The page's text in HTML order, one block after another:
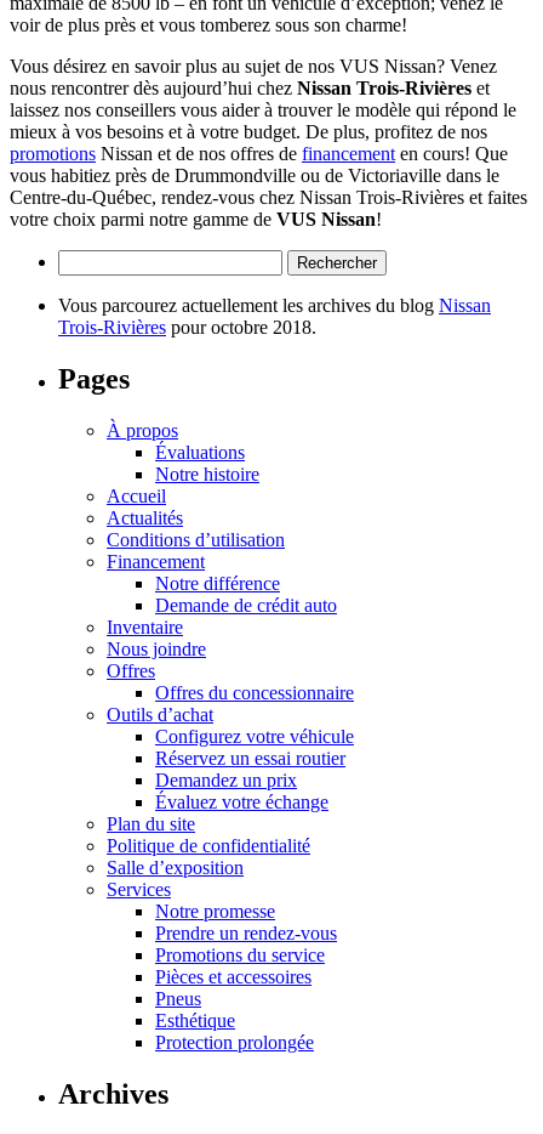
voir de plus près et vous tomberez sous son charme!
Vous désirez en savoir plus au sujet de nos VUS Nissan? Venez
nous rencontrer dès aujourd’hui chez Nissan Trois-Rivières et
laissez nos conseillers vous aider à trouver le modèle qui répond le
mieux à vos besoins et à votre budget. De plus, profitez de nos
promotions Nissan et de nos offres de financementen cours! Que
vous habitiez près de Drummondville ou de Victoriaville dans le
Centre-du-Québec, rendez-vous chez Nissan Trois-Rivières et faites
votre choix parmi notre gamme de VUS Nissan!
Vous parcourez actuellement les archives du blog Nissan
Trois-Rivières pour octobre 2018.
Pages
À propos
Évaluations
Notre histoire
Accueil
Actualités
Conditions d’utilisation
Financement
Notre différence
Demande de crédit auto
Inventaire
Nous joindre
Offres
Offres du concessionnaire
Outils d’achat
Configurez votre véhicule
Réservez un essai routier
Demandez un prix
Évaluez votre échange
Plan du site
Politique de confidentialité
Salle d’exposition
Services
Notre promesse
Prendre un rendez-vous
Promotions du service
Pièces et accessoires
Pneus
Esthétique
Protection prolongée
Archives